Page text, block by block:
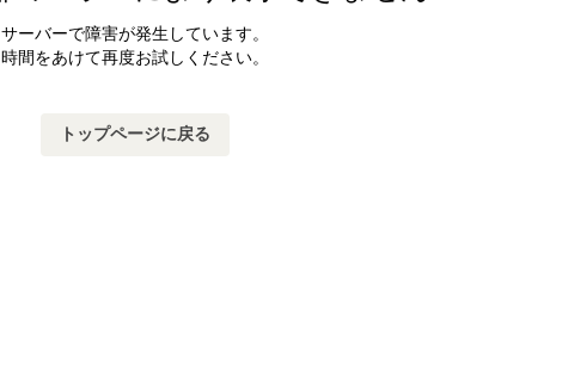
サーバーで障害が発生しています。
時間をあけて再度お試しください。
トップページに戻る